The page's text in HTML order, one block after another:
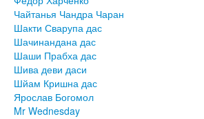
Чайтанья Чандра Чаран
Шакти Сварупа дас
Шачинандана дас
Шаши Прабха дас
Шива деви даси
Шйам Кришна дас
Ярослав Богомол
Mr Wednesday